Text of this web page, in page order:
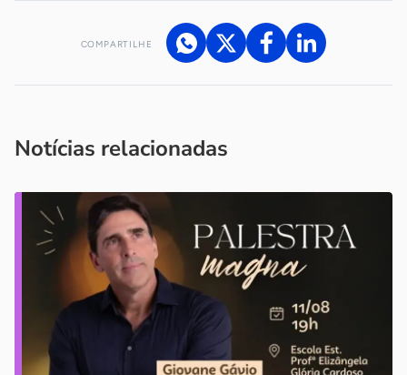
COMPARTILHE
Notícias relacionadas